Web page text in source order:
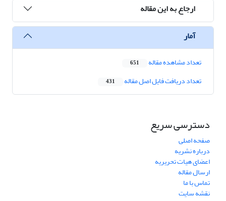
ارجاع به این مقاله
آمار
تعداد مشاهده مقاله 651
تعداد دریافت فایل اصل مقاله 431
دسترسی سریع
صفحه اصلی
درباره نشریه
اعضای هیات تحریریه
ارسال مقاله
تماس با ما
نقشه سایت